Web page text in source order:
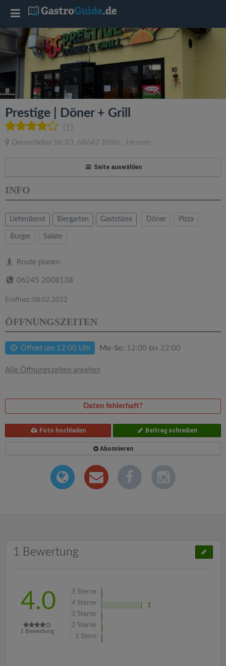
Prestige | Döner + Grill
(1)
Darmstädter Str.83, 68647 Biblis , Hessen
Seite auswählen
INFO
Lieferdienst Biergarten Gaststätte Döner Pizza
Burger Salate
Route planen
06245 2008138
Eröffnet: 08.02.2022
ÖFFNUNGSZEITEN
Öffnet um 12:00 Uhr Mo-So: 12:00 bis 22:00
Alle Öffnungszeiten ansehen
Daten fehlerhaft?
Foto hochladen Beitrag schreiben
Abonnieren
1 Bewertung
4.0
1 Bewertung
5 Sterne
4 Sterne
1
3 Sterne
2 Sterne
1 Stern
T
o
l
e
a
v
g
t
n